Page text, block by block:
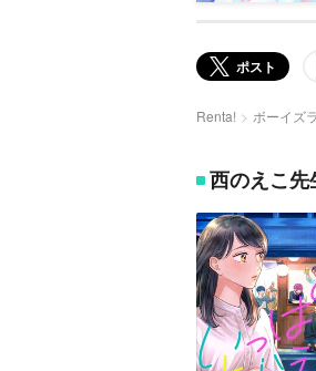
ポスト
Renta! ボーイズ
西のえこ